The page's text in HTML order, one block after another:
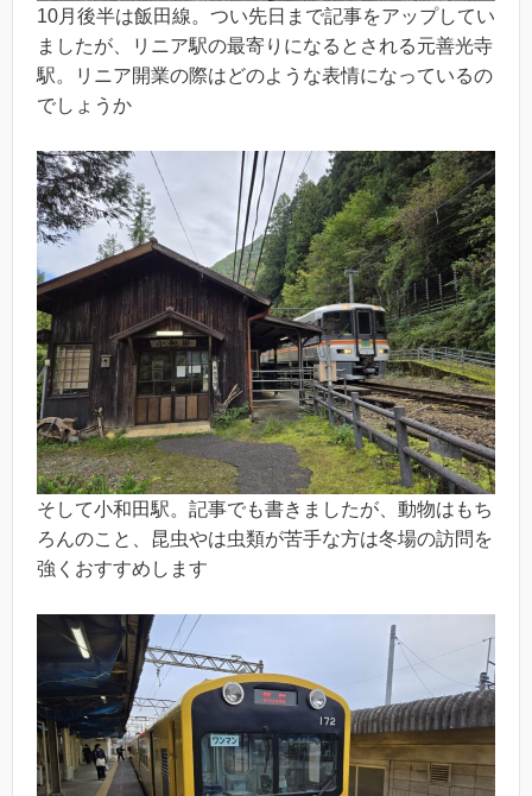
10月後半は飯田線。つい先日まで記事をアップしてい
ましたが、リニア駅の最寄りになるとされる元善光寺
駅。リニア開業の際はどのような表情になっているの
でしょうか
そして小和田駅。記事でも書きましたが、動物はもち
ろんのこと、昆虫やは虫類が苦手な方は冬場の訪問を
強くおすすめします